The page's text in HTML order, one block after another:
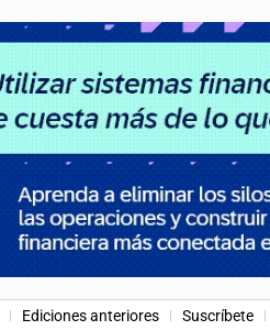
Ediciones anteriores Suscríbete